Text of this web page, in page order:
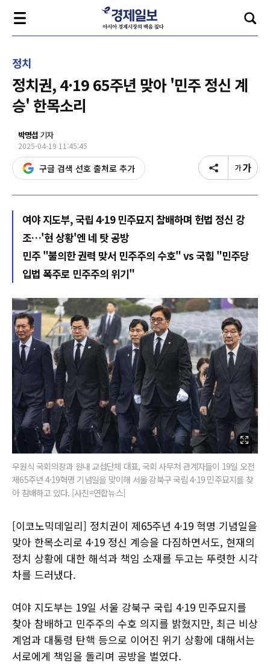
정치
정치권, 4·19 65주년 맞아 '민주 정신 계
승' 한목소리
박명섭 기자
2025-04-19 11:45:45
구글 검색 선호 출처로 추가
여야 지도부, 국립 4·19 민주묘지 참배하며 헌법 정신 강
조…'현 상황'엔 네 탓 공방
민주 "불의한 권력 맞서 민주주의 수호" vs 국힘 "민주당
입법 폭주로 민주주의 위기"
우원식 국회의장과 원내 교섭단체 대표, 국회 사무처 관계자들이 19일 오전
제65주년 4·19혁명 기념일을 맞이해 서울 강북구 국립 4·19 민주묘지를 찾
아 참배하고 있다. [사진=연합뉴스]
[이코노믹데일리] 정치권이 제65주년 4·19 혁명 기념일을
맞아 한목소리로 4·19 정신 계승을 다짐하면서도, 현재의
정치 상황에 대한 해석과 책임 소재를 두고는 뚜렷한 시각
차를 드러냈다.
여야 지도부는 19일 서울 강북구 국립 4·19 민주묘지를
찾아 참배하고 민주주의 수호 의지를 밝혔지만, 최근 비상
계엄과 대통령 탄핵 등으로 이어진 위기 상황에 대해서는
서로에게 책임을 돌리며 공방을 벌였다.